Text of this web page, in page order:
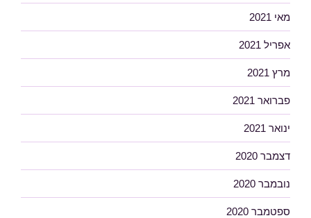
מאי 2021
אפריל 2021
מרץ 2021
פברואר 2021
ינואר 2021
דצמבר 2020
נובמבר 2020
ספטמבר 2020